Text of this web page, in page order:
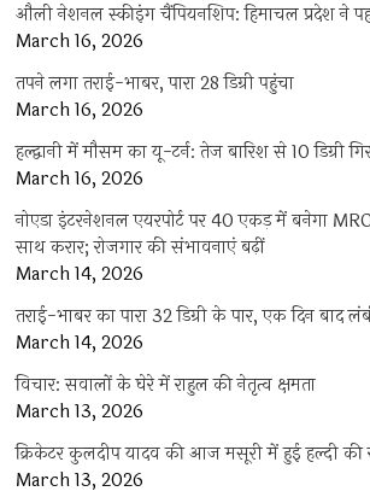
औली नेशनल स्कीइंग चैंपियनशिप: हिमाचल प्रदेश ने
March 16, 2026
तपने लगा तराई-भाबर, पारा 28 डिग्री पहुंचा
March 16, 2026
हल्द्वानी में मौसम का यू-टर्न: तेज बारिश से 10 डिग्री
March 16, 2026
नोएडा इंटरनेशनल एयरपोर्ट पर 40 एकड़ में बनेगा
साथ करार; रोजगार की संभावनाएं बढ़ीं
March 14, 2026
तराई-भाबर का पारा 32 डिग्री के पार, एक दिन बाद
March 14, 2026
विचार: सवालों के घेरे में राहुल की नेतृत्व क्षमता
March 13, 2026
क्रिकेटर कुलदीप यादव की आज मसूरी में हुई हल्दी
March 13, 2026